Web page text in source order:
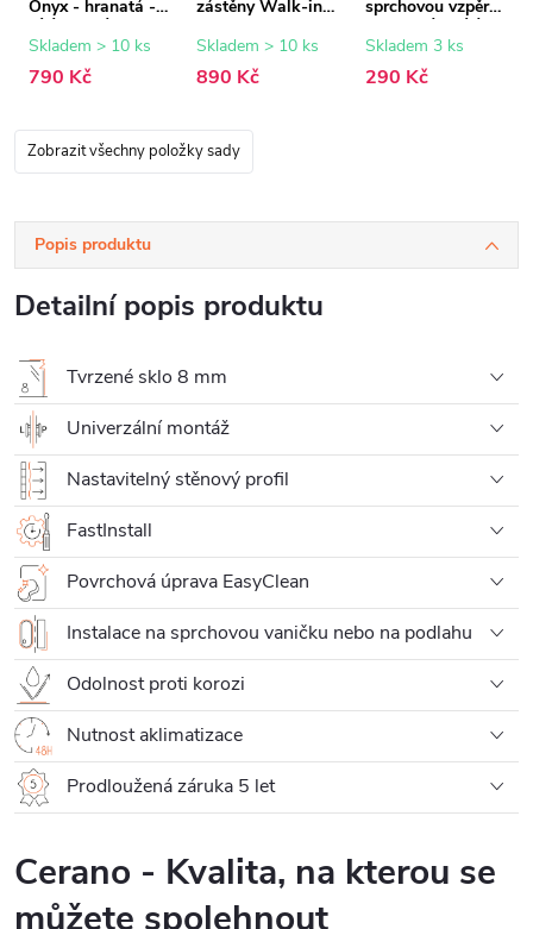
Onyx - hranatá -
bílá matná - 150
cm
Skladem > 10 ks
790 Kč
zástěny Walk-in
bílá matná - 15
Skladem > 10 ks
890 Kč
sprchovou vzpěru
- hranatá - bílá
matná
Skladem 3 ks
290 Kč
Zobrazit všechny položky sady
Popis produktu
Detailní popis produktu
Tvrzené sklo 8 mm
Univerzální montáž
Nastavitelný stěnový profil
FastInstall
Povrchová úprava EasyClean
Instalace na sprchovou vaničku nebo na podlahu
Odolnost proti korozi
Nutnost aklimatizace
Prodloužená záruka 5 let
Cerano - Kvalita, na kterou se
můžete spolehnout